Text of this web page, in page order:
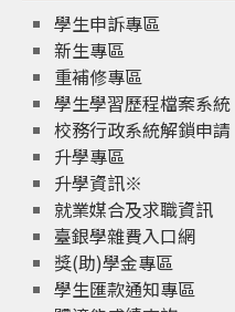
學生申訴專區
新生專區
重補修專區
學生學習歷程檔案系統
校務行政系統解鎖申請
升學專區
升學資訊※
就業媒合及求職資訊
臺銀學雜費入口網
獎(助)學金專區
學生匯款通知專區